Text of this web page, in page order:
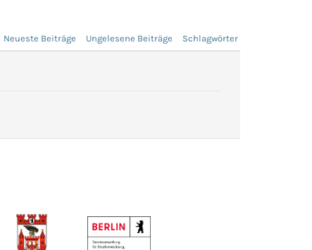
Neueste Beiträge Ungelesene Beiträge Schlagwörter